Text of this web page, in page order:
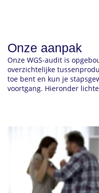
Onze aanpak
Onze WGS-audit is
overzichtelijke
toe bent en kun je
voortgang. Hieronder